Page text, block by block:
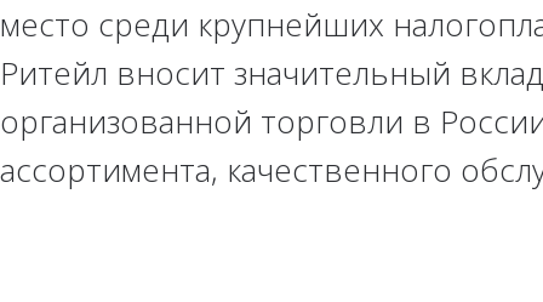
место среди крупнейших
Ритейл вносит значительный
организованной торговли в
ассортимента, качественного